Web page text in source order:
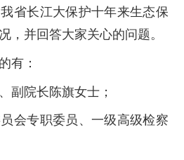
省长江大保护十年来生态保
，并回答大家关心的问题。
有：
副院长陈旗女士；
会专职委员、一级高级检察